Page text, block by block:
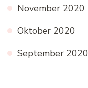
November 2020
Oktober 2020
September 2020